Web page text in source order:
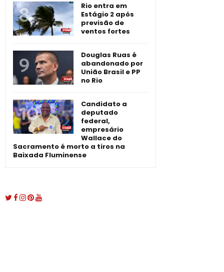
Rio entra em
Estágio 2 após
previsão de
ventos fortes
Douglas Ruas é
abandonado por
União Brasil e PP
no Rio
Candidato a
deputado
federal,
empresário
Wallace do
Sacramento é morto a tiros na
Baixada Fluminense